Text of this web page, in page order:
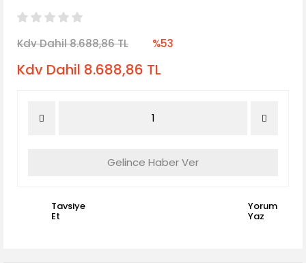
Kdv Dahil 8.688,86 TL %53
Kdv Dahil 8.688,86 TL
Gelince Haber Ver
Tavsiye
Et
Yorum
Yaz